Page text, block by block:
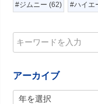
#ジムニー (62) #ハイエ
アーカイブ